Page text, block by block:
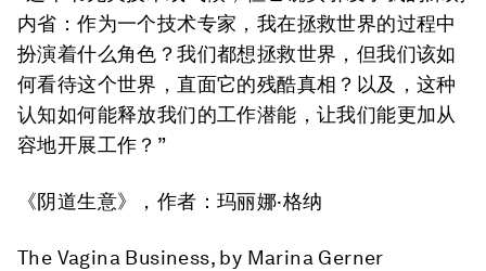
内省：作为一个技术专家，我在拯救世界的过程中
扮演着什么角色？我们都想拯救世界，但我们该如
何看待这个世界，直面它的残酷真相？以及，这种
认知如何能释放我们的工作潜能，让我们能更加从
容地开展工作？”
《阴道生意》 ，作者：玛丽娜·格纳
The Vagina Business, by Marina Gerner